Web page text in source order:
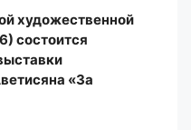
художественной
состоится
«За